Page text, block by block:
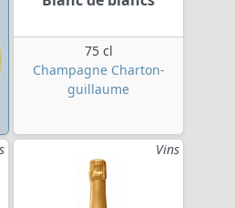
75 cl
Champagne Charton-
guillaume
Vins